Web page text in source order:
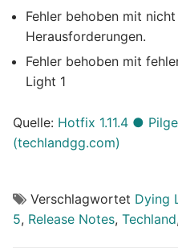
Fehler behoben mit
Herausforderungen.
Fehler behoben mit
Light 1
Quelle: Hotfix 1.11.4 ●
(techlandgg.com)
Verschlagwortet Dying
5, Release Notes, Techland,